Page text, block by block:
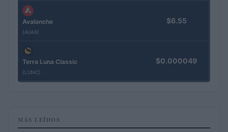
Avalanche
(AVAX)
$6.55
Terra Luna Classic
(LUNC)
$0.000049
MÁS LEÍDOS